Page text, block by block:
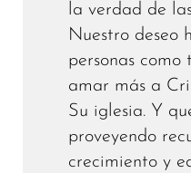
la verdad de
Nuestro deseo
personas como
amar más a
Su iglesia. Y
proveyendo
crecimiento y